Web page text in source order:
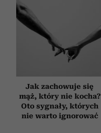
Jak zachowuje się
mąż, który nie kocha?
Oto sygnały, których
nie warto ignorować